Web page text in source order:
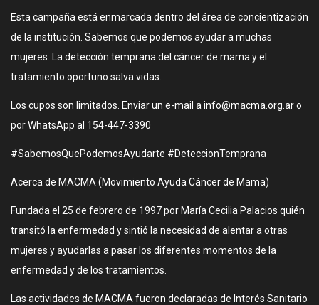
Esta campaña está enmarcada dentro del área de concientización
de la institución. Sabemos que podemos ayudar a muchas
mujeres. La detección temprana del cáncer de mama y el
tratamiento oportuno salva vidas.
Los cupos son limitados. Enviar un e-mail a info@macma.org.ar o
por WhatsApp al 154-447-3390
#SabemosQuePodemosAyudarte #DeteccionTemprana
Acerca de MACMA (Movimiento Ayuda Cáncer de Mama)
Fundada el 25 de febrero de 1997 por María Cecilia Palacios quién
transitó la enfermedad y sintió la necesidad de alentar a otras
mujeres y ayudarlas a pasar los diferentes momentos de la
enfermedad y de los tratamientos.
Las actividades de MACMA fueron declaradas de Interés Sanitario